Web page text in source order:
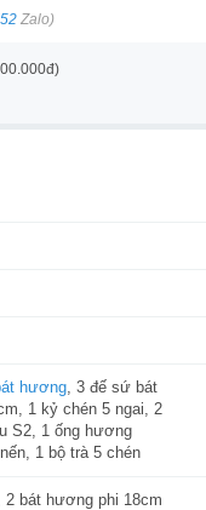
Zalo)
hương , 3 đế sứ bát
1 kỷ chén 5 ngai, 2
S2, 1 ống hương
nến, 1 bộ trà 5 chén
bát hương phi 18cm